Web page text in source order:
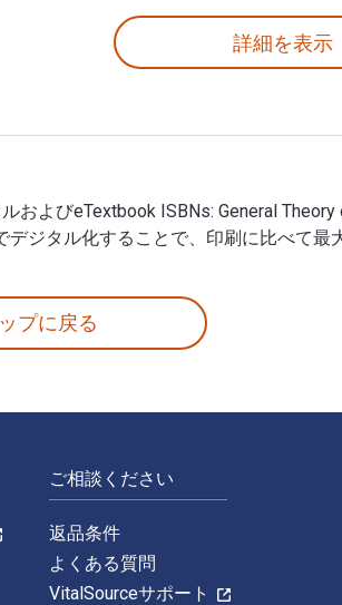
詳細を表示
およびeTextbook ISBNs: General
ジタル化することで、印刷に比べて最
プに戻る
ご相談ください
返品条件
よくある質問
VitalSourceサポート